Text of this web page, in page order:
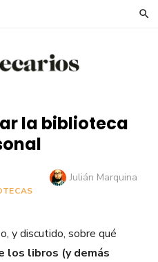
la biblioteca
Autor
Julián Marquina
y discutido, sobre qué
los libros (y demás